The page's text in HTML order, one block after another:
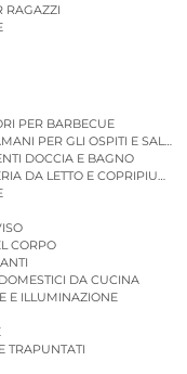
RAGAZZI
PER BARBECUE
PER GLI OSPITI E
DOCCIA E BAGNO
DA LETTO E COPRIPIUMINI
CORPO
DA CUCINA
E ILLUMINAZIONE
TRAPUNTATI